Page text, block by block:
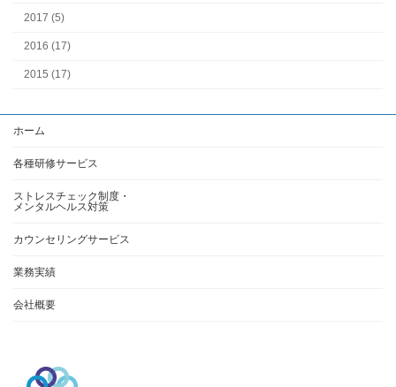
2017 (5)
2016 (17)
2015 (17)
ホーム
各種研修サービス
ストレスチェック制度・
メンタルヘルス対策
カウンセリングサービス
業務実績
会社概要